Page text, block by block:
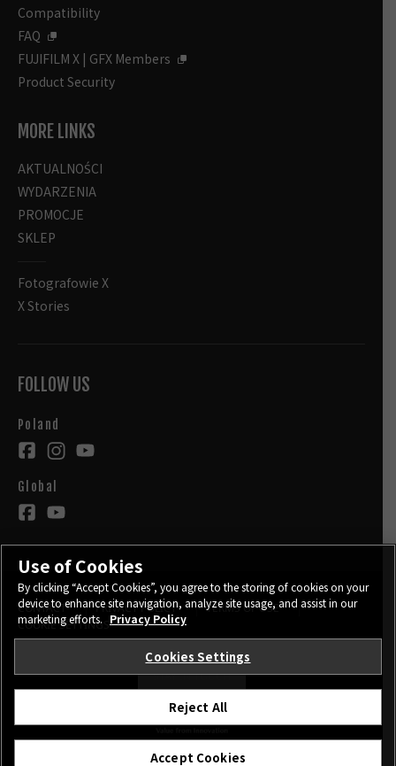
Compatibility
FAQ
FUJIFILM X | GFX Members
Product Security
MORE LINKS
AKTUALNOŚCI
WYDARZENIA
PROMOCJE
SKLEP
Fotografowie X
X Stories
FOLLOW US
Poland
Global
STAY IN TOUCH
©FUJIFILM Corporation.
CONTACT PRIVACY POLICY
TERMS OF USE
COOKIE SETTINGS
Use of Cookies
By clicking “Accept Cookies”, you agree to the storing of cookies on your
device to enhance site navigation, analyze site usage, and assist in our
marketing efforts. Privacy Policy
Cookies Settings
Reject All
Accept Cookies